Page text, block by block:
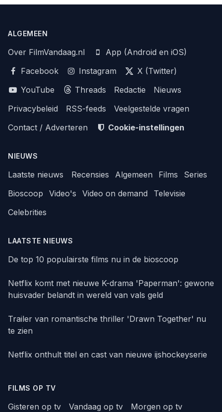
ALGEMEEN
Over FilmVandaag.nl
App (Android en iOS)
Facebook
Instagram
X (Twitter)
YouTube
Threads Redactie
Nieuws
Privacybeleid
RSS-feeds
Veelgestelde vragen
Contact / Adverteren
Cookie-instellingen
NIEUWS
Laatste nieuws Recensies Algemeen Films
Series
Bioscoop
Video's Video on demand
Televisie
Celebrities
LAATSTE NIEUWS
De top 10 populairste films nu in de bioscoop
Netflix komt met nieuwe K-drama 'Paperman': gewone
huisvader belandt in wereld van vals geld
Trailer van romantische thriller 'Drawn Together' nu
te zien
Netflix onthult titel en cast van nieuwe ijshockeyserie
FILMS OP TV
Gisteren op tv Vandaag op tv
Morgen op tv